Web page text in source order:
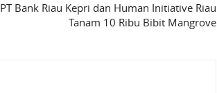
PT Bank Riau Kepri dan Human Initiative Riau
Tanam 10 Ribu Bibit Mangrove